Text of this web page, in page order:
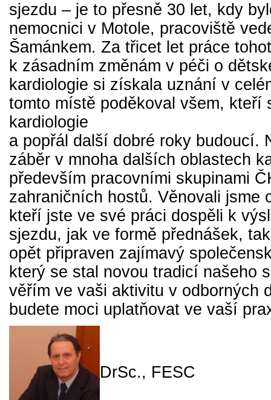
sjezdu – je to přesně 30 let, kdy
nemocnici v Motole, pracoviště
Šamánkem. Za třicet let práce
k zásadním změnám v péči o
kardiologie si získala uznání v
tomto místě poděkoval všem, kteří
kardiologie
a popřál další dobré roky budoucí.
záběr v mnoha dalších oblastech
především pracovními skupinami
zahraničních hostů. Věnovali jsme
kteří jste ve své práci dospěli k
sjezdu, jak ve formě přednášek,
opět připraven zajímavý
který se stal novou tradicí našeho
věřím ve vaši aktivitu v odborných
budete moci uplatňovat ve vaší
DrSc., FESC